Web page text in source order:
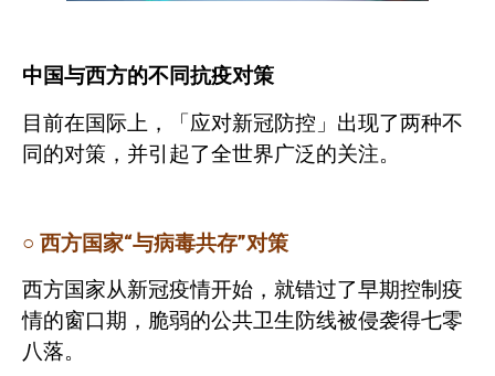
中国与西方的不同抗疫对策
目前在国际上，「应对新冠防控」出现了两种不
同的对策，并引起了全世界广泛的关注。
○ 西方国家“与病毒共存”对策
西方国家从新冠疫情开始，就错过了早期控制疫
情的窗口期，脆弱的公共卫生防线被侵袭得七零
八落。